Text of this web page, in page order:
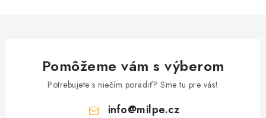
Pomôžeme vám s výberom
Potrebujete s niečím poradiť? Sme tu pre vás!
info@milpe.cz